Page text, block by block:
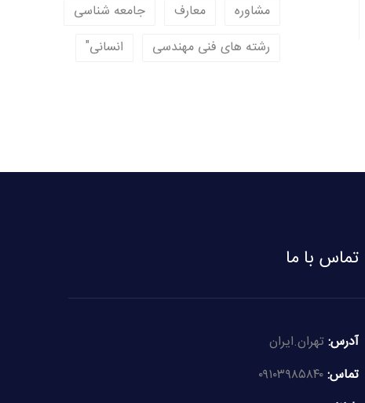
مشاوره
معارف
جامعه شناسی
رشته های فنی مهندسی
انسانی"
تماس با ما
آدرس:تهران.ایران
تماس: